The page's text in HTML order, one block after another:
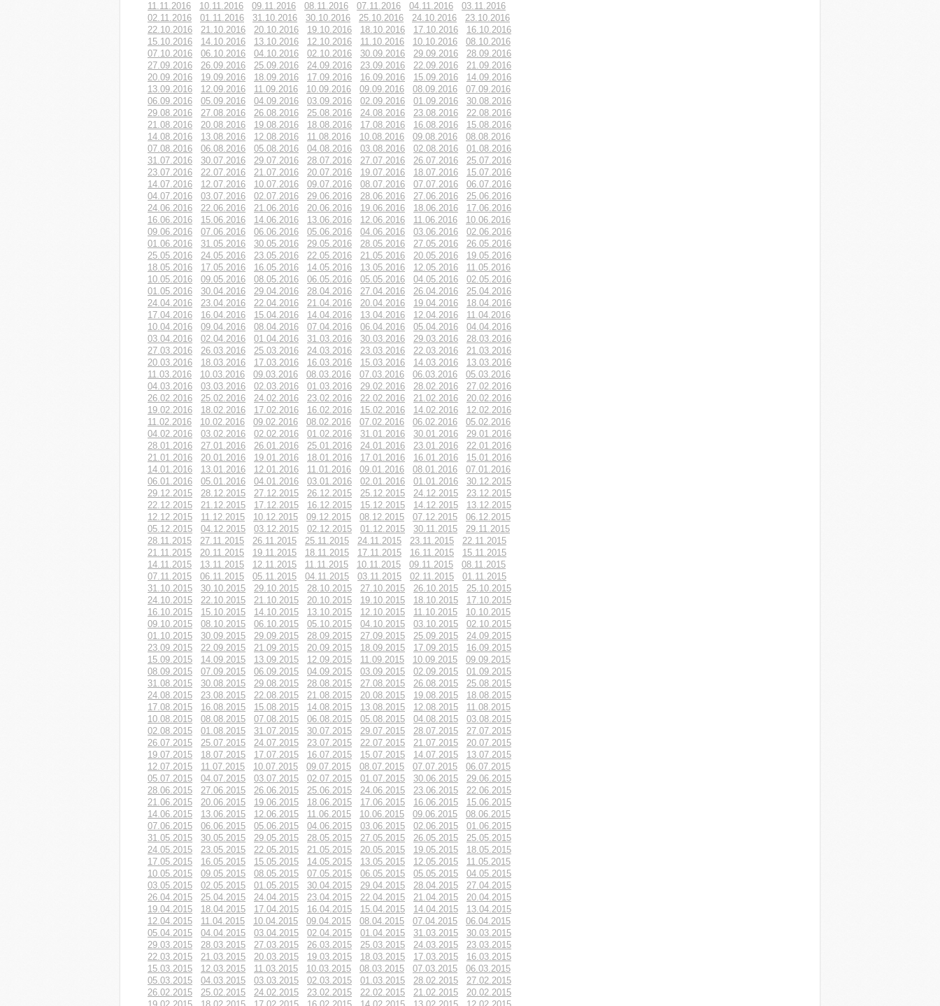
11.11.2016
10.11.2016 09.11.2016 08.11.2016 07.11.2016 04.11.2016
03.11.2016
02.11.2016
01.11.2016 31.10.2016 30.10.2016 25.10.2016 24.10.2016
23.10.2016
22.10.2016
21.10.2016 20.10.2016 19.10.2016 18.10.2016 17.10.2016
16.10.2016
15.10.2016
14.10.2016 13.10.2016 12.10.2016 11.10.2016 10.10.2016
08.10.2016
07.10.2016
06.10.2016 04.10.2016 02.10.2016 30.09.2016 29.09.2016
28.09.2016
27.09.2016
26.09.2016 25.09.2016 24.09.2016 23.09.2016 22.09.2016
21.09.2016
20.09.2016
19.09.2016 18.09.2016 17.09.2016 16.09.2016 15.09.2016
14.09.2016
13.09.2016
12.09.2016 11.09.2016 10.09.2016 09.09.2016 08.09.2016
07.09.2016
06.09.2016
05.09.2016 04.09.2016 03.09.2016 02.09.2016 01.09.2016
30.08.2016
29.08.2016
27.08.2016 26.08.2016 25.08.2016 24.08.2016 23.08.2016
22.08.2016
21.08.2016
20.08.2016 19.08.2016 18.08.2016 17.08.2016 16.08.2016
15.08.2016
14.08.2016
13.08.2016 12.08.2016 11.08.2016 10.08.2016 09.08.2016
08.08.2016
07.08.2016
06.08.2016 05.08.2016 04.08.2016 03.08.2016 02.08.2016
01.08.2016
31.07.2016
30.07.2016 29.07.2016 28.07.2016 27.07.2016 26.07.2016
25.07.2016
23.07.2016
22.07.2016 21.07.2016 20.07.2016 19.07.2016 18.07.2016
15.07.2016
14.07.2016
12.07.2016 10.07.2016 09.07.2016 08.07.2016 07.07.2016
06.07.2016
04.07.2016
03.07.2016 02.07.2016 29.06.2016 28.06.2016 27.06.2016
25.06.2016
24.06.2016
22.06.2016 21.06.2016 20.06.2016 19.06.2016 18.06.2016
17.06.2016
16.06.2016
15.06.2016 14.06.2016 13.06.2016 12.06.2016 11.06.2016
10.06.2016
09.06.2016
07.06.2016 06.06.2016 05.06.2016 04.06.2016 03.06.2016
02.06.2016
01.06.2016
31.05.2016 30.05.2016 29.05.2016 28.05.2016 27.05.2016
26.05.2016
25.05.2016
24.05.2016 23.05.2016 22.05.2016 21.05.2016 20.05.2016
19.05.2016
18.05.2016
17.05.2016 16.05.2016 14.05.2016 13.05.2016 12.05.2016
11.05.2016
10.05.2016
09.05.2016 08.05.2016 06.05.2016 05.05.2016 04.05.2016
02.05.2016
01.05.2016
30.04.2016 29.04.2016 28.04.2016 27.04.2016 26.04.2016
25.04.2016
24.04.2016
23.04.2016 22.04.2016 21.04.2016 20.04.2016 19.04.2016
18.04.2016
17.04.2016
16.04.2016 15.04.2016 14.04.2016 13.04.2016 12.04.2016
11.04.2016
10.04.2016
09.04.2016 08.04.2016 07.04.2016 06.04.2016 05.04.2016
04.04.2016
03.04.2016
02.04.2016 01.04.2016 31.03.2016 30.03.2016 29.03.2016
28.03.2016
27.03.2016
26.03.2016 25.03.2016 24.03.2016 23.03.2016 22.03.2016
21.03.2016
20.03.2016
18.03.2016 17.03.2016 16.03.2016 15.03.2016 14.03.2016
13.03.2016
11.03.2016
10.03.2016 09.03.2016 08.03.2016 07.03.2016 06.03.2016
05.03.2016
04.03.2016
03.03.2016 02.03.2016 01.03.2016 29.02.2016 28.02.2016
27.02.2016
26.02.2016
25.02.2016 24.02.2016 23.02.2016 22.02.2016 21.02.2016
20.02.2016
19.02.2016
18.02.2016 17.02.2016 16.02.2016 15.02.2016 14.02.2016
12.02.2016
11.02.2016
10.02.2016 09.02.2016 08.02.2016 07.02.2016 06.02.2016
05.02.2016
04.02.2016
03.02.2016 02.02.2016 01.02.2016 31.01.2016 30.01.2016
29.01.2016
28.01.2016
27.01.2016 26.01.2016 25.01.2016 24.01.2016 23.01.2016
22.01.2016
21.01.2016
20.01.2016 19.01.2016 18.01.2016 17.01.2016 16.01.2016
15.01.2016
14.01.2016
13.01.2016 12.01.2016 11.01.2016 09.01.2016 08.01.2016
07.01.2016
06.01.2016
05.01.2016 04.01.2016 03.01.2016 02.01.2016 01.01.2016
30.12.2015
29.12.2015
28.12.2015 27.12.2015 26.12.2015 25.12.2015 24.12.2015
23.12.2015
22.12.2015
21.12.2015 17.12.2015 16.12.2015 15.12.2015 14.12.2015
13.12.2015
12.12.2015
11.12.2015 10.12.2015 09.12.2015 08.12.2015 07.12.2015
06.12.2015
05.12.2015
04.12.2015 03.12.2015 02.12.2015 01.12.2015 30.11.2015
29.11.2015
28.11.2015
27.11.2015 26.11.2015 25.11.2015 24.11.2015 23.11.2015
22.11.2015
21.11.2015
20.11.2015 19.11.2015 18.11.2015 17.11.2015 16.11.2015
15.11.2015
14.11.2015
13.11.2015 12.11.2015 11.11.2015 10.11.2015 09.11.2015
08.11.2015
07.11.2015
06.11.2015 05.11.2015 04.11.2015 03.11.2015 02.11.2015
01.11.2015
31.10.2015
30.10.2015 29.10.2015 28.10.2015 27.10.2015 26.10.2015
25.10.2015
24.10.2015
22.10.2015 21.10.2015 20.10.2015 19.10.2015 18.10.2015
17.10.2015
16.10.2015
15.10.2015 14.10.2015 13.10.2015 12.10.2015 11.10.2015
10.10.2015
09.10.2015
08.10.2015 06.10.2015 05.10.2015 04.10.2015 03.10.2015
02.10.2015
01.10.2015
30.09.2015 29.09.2015 28.09.2015 27.09.2015 25.09.2015
24.09.2015
23.09.2015
22.09.2015 21.09.2015 20.09.2015 18.09.2015 17.09.2015
16.09.2015
15.09.2015
14.09.2015 13.09.2015 12.09.2015 11.09.2015 10.09.2015
09.09.2015
08.09.2015
07.09.2015 06.09.2015 04.09.2015 03.09.2015 02.09.2015
01.09.2015
31.08.2015
30.08.2015 29.08.2015 28.08.2015 27.08.2015 26.08.2015
25.08.2015
24.08.2015
23.08.2015 22.08.2015 21.08.2015 20.08.2015 19.08.2015
18.08.2015
17.08.2015
16.08.2015 15.08.2015 14.08.2015 13.08.2015 12.08.2015
11.08.2015
10.08.2015
08.08.2015 07.08.2015 06.08.2015 05.08.2015 04.08.2015
03.08.2015
02.08.2015
01.08.2015 31.07.2015 30.07.2015 29.07.2015 28.07.2015
27.07.2015
26.07.2015
25.07.2015 24.07.2015 23.07.2015 22.07.2015 21.07.2015
20.07.2015
19.07.2015
18.07.2015 17.07.2015 16.07.2015 15.07.2015 14.07.2015
13.07.2015
12.07.2015
11.07.2015 10.07.2015 09.07.2015 08.07.2015 07.07.2015
06.07.2015
05.07.2015
04.07.2015 03.07.2015 02.07.2015 01.07.2015 30.06.2015
29.06.2015
28.06.2015
27.06.2015 26.06.2015 25.06.2015 24.06.2015 23.06.2015
22.06.2015
21.06.2015
20.06.2015 19.06.2015 18.06.2015 17.06.2015 16.06.2015
15.06.2015
14.06.2015
13.06.2015 12.06.2015 11.06.2015 10.06.2015 09.06.2015
08.06.2015
07.06.2015
06.06.2015 05.06.2015 04.06.2015 03.06.2015 02.06.2015
01.06.2015
31.05.2015
30.05.2015 29.05.2015 28.05.2015 27.05.2015 26.05.2015
25.05.2015
24.05.2015
23.05.2015 22.05.2015 21.05.2015 20.05.2015 19.05.2015
18.05.2015
17.05.2015
16.05.2015 15.05.2015 14.05.2015 13.05.2015 12.05.2015
11.05.2015
10.05.2015
09.05.2015 08.05.2015 07.05.2015 06.05.2015 05.05.2015
04.05.2015
03.05.2015
02.05.2015 01.05.2015 30.04.2015 29.04.2015 28.04.2015
27.04.2015
26.04.2015
25.04.2015 24.04.2015 23.04.2015 22.04.2015 21.04.2015
20.04.2015
19.04.2015
18.04.2015 17.04.2015 16.04.2015 15.04.2015 14.04.2015
13.04.2015
12.04.2015
11.04.2015 10.04.2015 09.04.2015 08.04.2015 07.04.2015
06.04.2015
05.04.2015
04.04.2015 03.04.2015 02.04.2015 01.04.2015 31.03.2015
30.03.2015
29.03.2015
28.03.2015 27.03.2015 26.03.2015 25.03.2015 24.03.2015
23.03.2015
22.03.2015
21.03.2015 20.03.2015 19.03.2015 18.03.2015 17.03.2015
16.03.2015
15.03.2015
12.03.2015 11.03.2015 10.03.2015 08.03.2015 07.03.2015
06.03.2015
05.03.2015
04.03.2015 03.03.2015 02.03.2015 01.03.2015 28.02.2015
27.02.2015
26.02.2015
25.02.2015 24.02.2015 23.02.2015 22.02.2015 21.02.2015
20.02.2015